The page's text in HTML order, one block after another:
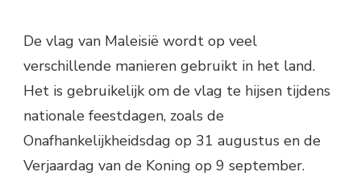
De vlag van Maleisië wordt op veel
verschillende manieren gebruikt in het land.
Het is gebruikelijk om de vlag te hijsen tijdens
nationale feestdagen, zoals de
Onafhankelijkheidsdag op 31 augustus en de
Verjaardag van de Koning op 9 september.